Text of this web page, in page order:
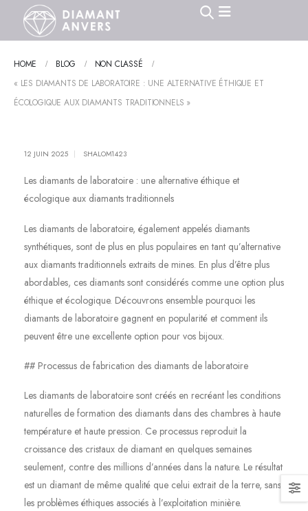
HOME BLOG
NON CLASSÉ
« LES DIAMANTS DE LABORATOIRE : UNE ALTERNATIVE ÉTHIQUE ET
ÉCOLOGIQUE AUX DIAMANTS TRADITIONNELS »
12 JUIN 2025 SHALOM1423
Les diamants de laboratoire : une alternative éthique et
écologique aux diamants traditionnels
Les diamants de laboratoire, également appelés diamants
synthétiques, sont de plus en plus populaires en tant qu’alternative
aux diamants traditionnels extraits de mines. En plus d’être plus
abordables, ces diamants sont considérés comme une option plus
éthique et écologique. Découvrons ensemble pourquoi les
diamants de laboratoire gagnent en popularité et comment ils
peuvent être une excellente option pour vos bijoux.
## Processus de fabrication des diamants de laboratoire
Les diamants de laboratoire sont créés en recréant les conditions
naturelles de formation des diamants dans des chambres à haute
température et haute pression. Ce processus reproduit la
croissance des cristaux de diamant en quelques semaines
seulement, contre des millions d’années dans la nature. Le résultat
est un diamant de même qualité que celui extrait de la terre, sans
les problèmes éthiques associés à l’exploitation minière.